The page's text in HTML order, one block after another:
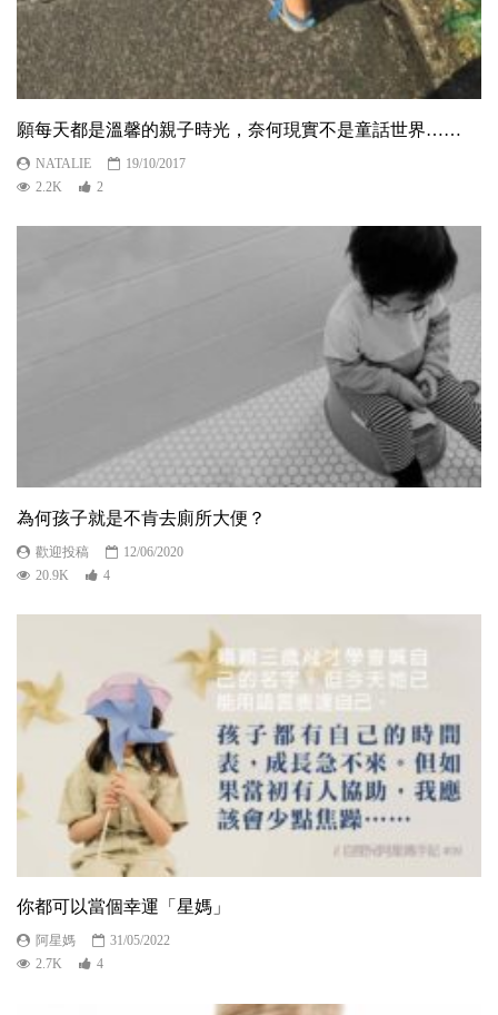
願每天都是溫馨的親子時光，奈何現實不是童話世界……
NATALIE
19/10/2017
2.2K
2
為何孩子就是不肯去廁所大便？
歡迎投稿
12/06/2020
20.9K
4
你都可以當個幸運「星媽」
阿星媽
31/05/2022
2.7K
4